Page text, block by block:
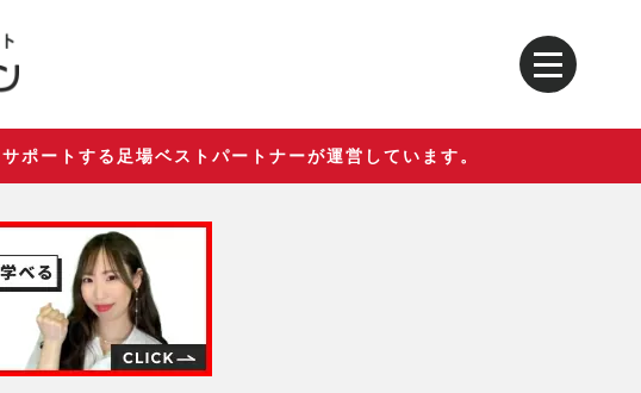
ートする足場ベストパートナーが運営しています。